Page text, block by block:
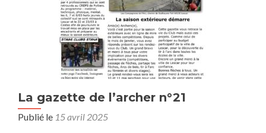
La gazette de l’archer n°21
Publié le 15 avril 2025